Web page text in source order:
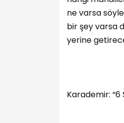
ne varsa
bir şey varsa
yerine
Karademir: “6